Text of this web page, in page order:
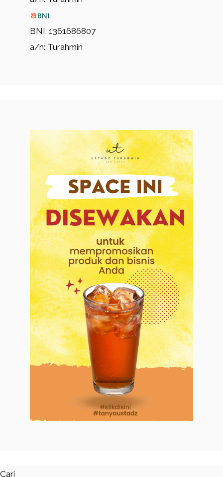
BNI: 1361686807
a/n: Turahmin
Cari